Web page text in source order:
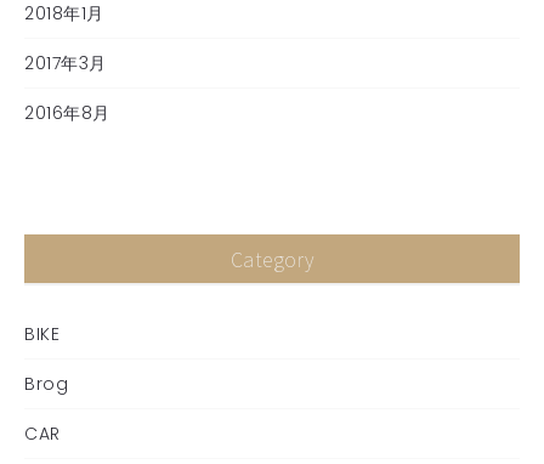
2018年1月
2017年3月
2016年8月
Category
BIKE
Brog
CAR